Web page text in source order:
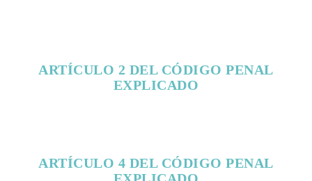
ARTÍCULO 2 DEL CÓDIGO PENAL
EXPLICADO
ARTÍCULO 4 DEL CÓDIGO PENAL